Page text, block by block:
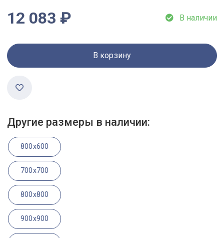
12 083 ₽ В наличии
В корзину
Другие размеры в наличии:
800x600
700x700
800x800
900x900